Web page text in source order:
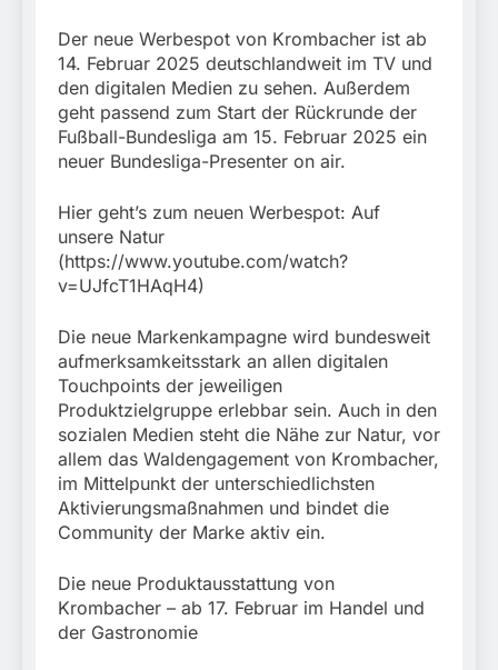
Der neue Werbespot von Krombacher ist ab
14. Februar 2025 deutschlandweit im TV und
den digitalen Medien zu sehen. Außerdem
geht passend zum Start der Rückrunde der
Fußball-Bundesliga am 15. Februar 2025 ein
neuer Bundesliga-Presenter on air.
Hier geht’s zum neuen Werbespot: Auf
unsere Natur
(https://www.youtube.com/watch?
v=UJfcT1HAqH4)
Die neue Markenkampagne wird bundesweit
aufmerksamkeitsstark an allen digitalen
Touchpoints der jeweiligen
Produktzielgruppe erlebbar sein. Auch in den
sozialen Medien steht die Nähe zur Natur, vor
allem das Waldengagement von Krombacher,
im Mittelpunkt der unterschiedlichsten
Aktivierungsmaßnahmen und bindet die
Community der Marke aktiv ein.
Die neue Produktausstattung von
Krombacher – ab 17. Februar im Handel und
der Gastronomie